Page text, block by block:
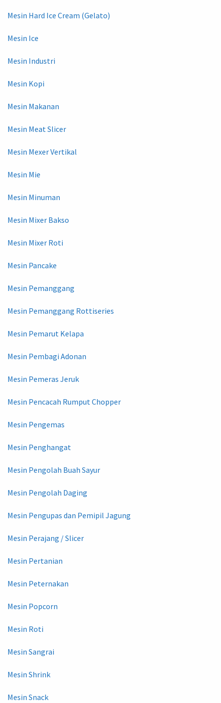
Mesin Hard Ice Cream (Gelato)
Mesin Ice
Mesin Industri
Mesin Kopi
Mesin Makanan
Mesin Meat Slicer
Mesin Mexer Vertikal
Mesin Mie
Mesin Minuman
Mesin Mixer Bakso
Mesin Mixer Roti
Mesin Pancake
Mesin Pemanggang
Mesin Pemanggang Rottiseries
Mesin Pemarut Kelapa
Mesin Pembagi Adonan
Mesin Pemeras Jeruk
Mesin Pencacah Rumput Chopper
Mesin Pengemas
Mesin Penghangat
Mesin Pengolah Buah Sayur
Mesin Pengolah Daging
Mesin Pengupas dan Pemipil Jagung
Mesin Perajang / Slicer
Mesin Pertanian
Mesin Peternakan
Mesin Popcorn
Mesin Roti
Mesin Sangrai
Mesin Shrink
Mesin Snack